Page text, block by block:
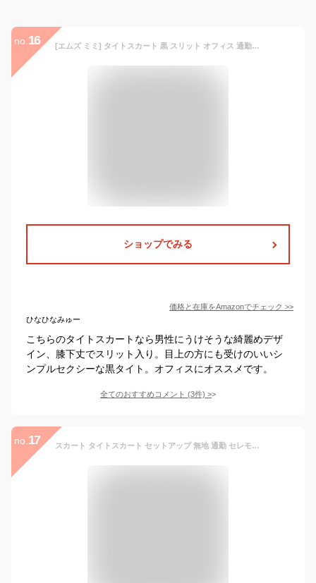
no. 16 [エムズ ミミ] タイトスカート 黒 スリット オフィス 通勤 膝丈 スカート 無地 シンプル レディース オケージョン タイト ゴム カジュアル せくしー きれいめ レディス レディー レディ 婦人 女 女性用 ひざ丈 膝たけ ひざたけ 膝下丈 仕事 仕事服 OL 事務服 事務 通勤服 フォーマル ビジネス お呼ばれ 春 夏 秋 冬 おおきい ブラック くろ 黒色 大きい サイズ L 66cm
ショップでみる
価格と在庫をAmazonでチェック >>
ひなひなみゅー
こちらのタイトスカートなら男性にうけそうな綺麗めデザ
イン、膝下丈でスリット入り。目上の方にも受けのいいシ
ンプルセクシーな黒タイト。オフィスにオススメです。
全てのおすすめコメント (3件) >
no. 17 スカート タイトスカート セットアップ 無地 通勤 セレモニー シンプル きれいめ レディース Honeys ハニーズ タイトスカート